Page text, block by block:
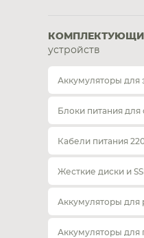
устройств
Аккумуляторы для
Блоки питания
Кабели питания
Жесткие диски и
Аккумуляторы для
Аккумуляторы для